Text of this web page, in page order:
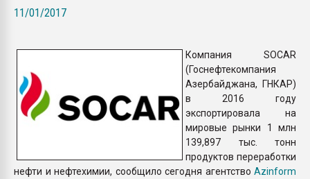
ПЕРЕЙТИ НА
11/01/2017
Компания SOCAR
(Госнефтекомпания
Азербайджана, ГНКАР)
в 2016 году
экспортировала на
мировые рынки 1 млн
139,897 тыс. тонн
продуктов переработки
нефти и нефтехимии, сообщило сегодня агентство Azinform